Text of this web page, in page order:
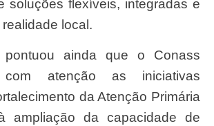
soluções flexíveis, integradas e
local.
com atenção as iniciativas
da Atenção Primária
ampliação da capacidade de